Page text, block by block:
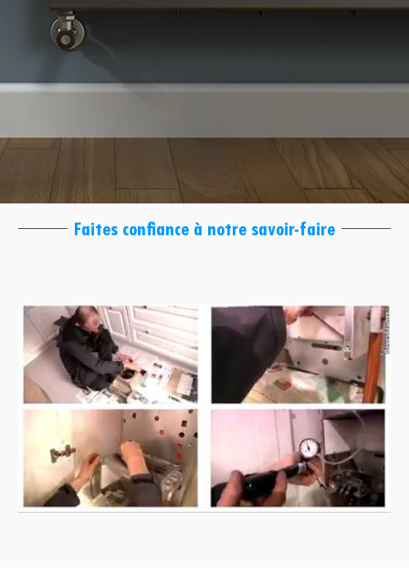
Faites confiance à notre savoir-faire